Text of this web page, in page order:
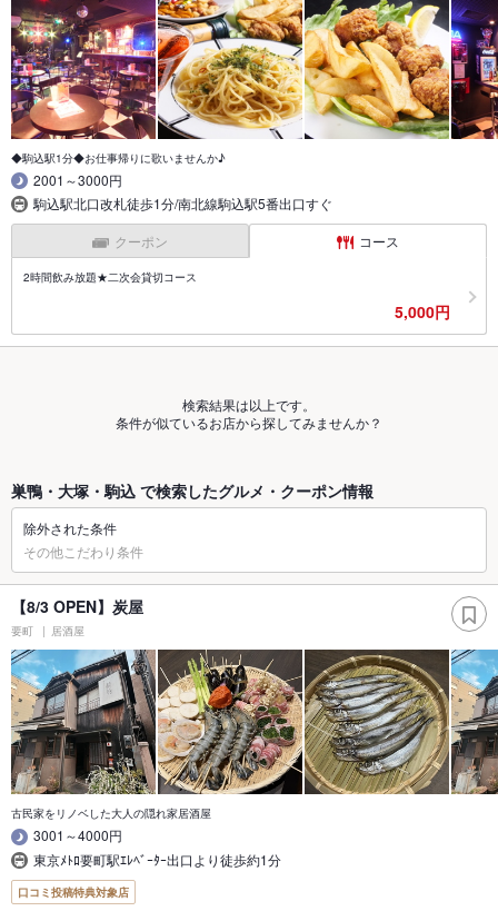
◆駒込駅1分◆お仕事帰りに歌いませんか♪
2001～3000円
駒込駅北口改札徒歩1分/南北線駒込駅5番出口すぐ
クーポン コース
2時間飲み放題★二次会貸切コース
5,000円
検索結果は以上です。
条件が似ているお店から探してみませんか？
巣鴨・大塚・駒込 で検索したグルメ・クーポン情報
除外された条件
その他こだわり条件
【8/3 OPEN】炭屋
要町 居酒屋
古民家をリノベした大人の隠れ家居酒屋
3001～4000円
東京ﾒﾄﾛ要町駅ｴﾚﾍﾞｰﾀｰ出口より徒歩約1分
口コミ投稿特典対象店